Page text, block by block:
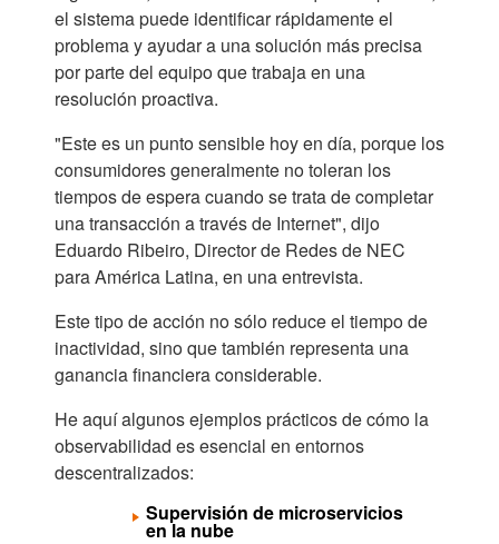
el sistema puede identificar rápidamente el
problema y ayudar a una solución más precisa
por parte del equipo que trabaja en una
resolución proactiva.
"Este es un punto sensible hoy en día, porque los
consumidores generalmente no toleran los
tiempos de espera cuando se trata de completar
una transacción a través de Internet", dijo
Eduardo Ribeiro, Director de Redes de NEC
para América Latina, en una entrevista.
Este tipo de acción no sólo reduce el tiempo de
inactividad, sino que también representa una
ganancia financiera considerable.
He aquí algunos ejemplos prácticos de cómo la
observabilidad es esencial en entornos
descentralizados:
Supervisión de microservicios
en la nube